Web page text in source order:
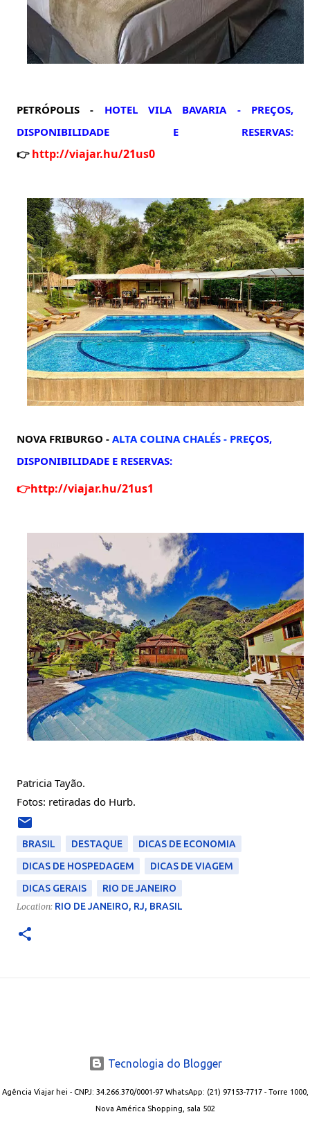
PETRÓPOLIS - HOTEL VILA BAVARIA -
PREÇOS,
DISPONIBILIDADE E RESERVAS:
👉 http://viajar.hu/21us0
NOVA FRIBURGO - ALTA COLINA CHALÉS - PREÇOS,
DISPONIBILIDADE E RESERVAS:
👉http://viajar.hu/21us1
Patricia Tayão.
Fotos: retiradas do Hurb.
BRASIL DESTAQUE
DICAS DE ECONOMIA
DICAS DE HOSPEDAGEM
DICAS DE VIAGEM
DICAS GERAIS
RIO DE JANEIRO
Location: RIO DE JANEIRO, RJ, BRASIL
Tecnologia do Blogger
Agência Viajar hei - CNPJ: 34.266.370/0001-97 WhatsApp: (21) 97153-7717 - Torre 1000,
Nova América Shopping, sala 502